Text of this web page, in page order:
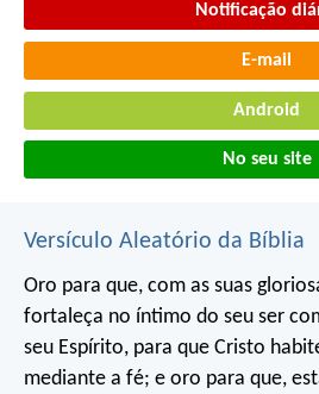
Notificação
E-mail
Android
No seu site
Versículo Aleatório da Bíblia
Oro para que, com as suas
fortaleça no íntimo do seu ser
seu Espírito, para que Cristo
mediante a fé; e oro para que,